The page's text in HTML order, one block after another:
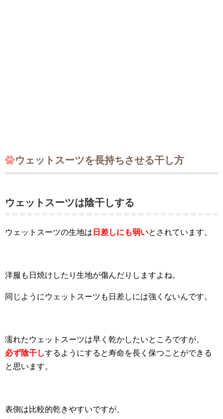
ウェットスーツを長持ちさせる干し方
ウェットスーツは陰干しする
ウェットスーツの生地は 日差しにも弱いとされています。
洋服も日焼けしたり生地が傷んだりしますよね。
同じようにウェットスーツも日差しには強くないんです。
濡れたウェットスーツは早く乾かしたいところですが、
必ず陰干しするようにすると寿命を長く保つことができる
と思います。
表側は比較的乾きやすいですが、